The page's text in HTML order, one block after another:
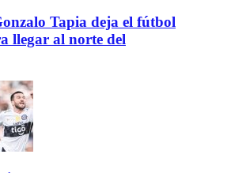
Tapia deja el fútbol
llegar al norte del